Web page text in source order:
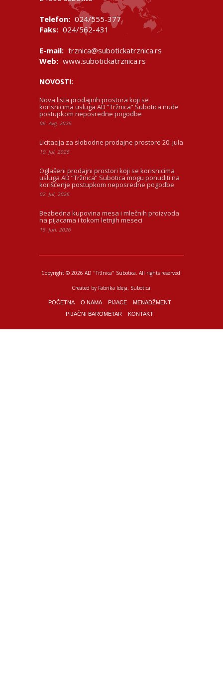
Telefon: 024/555-377
Faks: 024/562-431
E-mail: trznica@subotickatrznica.rs
Web: www.subotickatrznica.rs
NOVOSTI:
Nova lista prodajnih prostora koji se
korisnicima usluga AD “Tržnica” Subotica nude
postupkom neposredne pogodbe
06. Avg, 2026
Licitacija za slobodne prodajne prostore 20. jula
10. Jul, 2026
Oglašeni prodajni prostori koji se korisnicima
usluga AD “Tržnica” Subotica mogu ponuditi na
korišćenje postupkom neposredne pogodbe
02. Jul, 2026
Bezbedna kupovina mesa i mlečnih proizvoda
na pijacama i tokom letnjih meseci
15. Jun, 2026
Copyright © 2026 AD "Tržnica" Subotica. All rights reserved.
Created by Fabrika Ideja, Subotica.
POČETNA O NAMA PIJACE
MENADŽMENT
PIJAČNI BAROMETAR
KONTAKT